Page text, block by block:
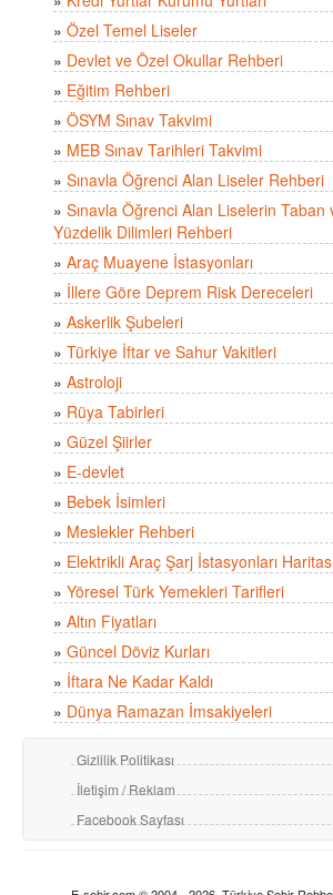
» Özel Temel Liseler
» Devlet ve Özel Okullar Rehberi
» Eğitim Rehberi
» ÖSYM Sınav Takvimi
» MEB Sınav Tarihleri Takvimi
» Sınavla Öğrenci Alan Liseler Rehberi
» Sınavla Öğrenci Alan Liselerin Taban
Yüzdelik Dilimleri Rehberi
» Araç Muayene İstasyonları
» İllere Göre Deprem Risk Dereceleri
» Askerlik Şubeleri
» Türkiye İftar ve Sahur Vakitleri
» Astroloji
» Rüya Tabirleri
» Güzel Şiirler
» E-devlet
» Bebek İsimleri
» Meslekler Rehberi
» Elektrikli Araç Şarj İstasyonları
» Yöresel Türk Yemekleri Tarifleri
» Altın Fiyatları
» Güncel Döviz Kurları
» İftara Ne Kadar Kaldı
» Dünya Ramazan İmsakiyeleri
Gizlilik Politikası
İletişim / Reklam
Facebook Sayfası